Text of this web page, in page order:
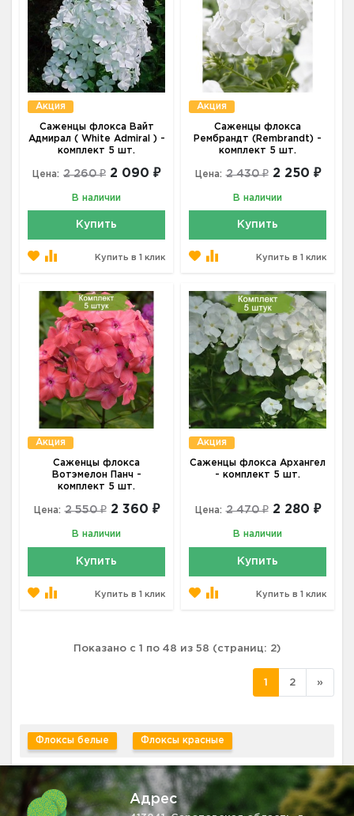
Акция
Саженцы флокса Вайт
Адмирал ( White Admiral ) -
комплект 5 шт.
Цена: 2 260 ₽ 2 090 ₽
В наличии
Купить
Купить в 1 клик
Акция
Саженцы флокса
Рембрандт (Rembrandt) -
комплект 5 шт.
Цена: 2 430 ₽ 2 250 ₽
В наличии
Купить
Купить в 1 клик
Акция
Саженцы флокса
Вотэмелон Панч -
комплект 5 шт.
Цена: 2 550 ₽ 2 360 ₽
В наличии
Купить
Купить в 1 клик
Акция
Саженцы флокса Архангел
- комплект 5 шт.
Цена: 2 470 ₽ 2 280 ₽
В наличии
Купить
Купить в 1 клик
Показано с 1 по 48 из 58 (страниц: 2)
1 2 »
Флоксы белые Флоксы красные
Адрес